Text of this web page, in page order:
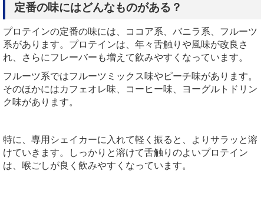
定番の味にはどんなものがある？
プロテインの定番の味には、ココア系、バニラ系、フルーツ
系があります。プロテインは、年々舌触りや風味が改良さ
れ、さらにフレーバーも増えて飲みやすくなっています。
フルーツ系ではフルーツミックス味やピーチ味があります。
そのほかにはカフェオレ味、コーヒー味、ヨーグルトドリン
ク味があります。
特に、専用シェイカーに入れて軽く振ると、よりサラッと溶
けていきます。しっかりと溶けて舌触りのよいプロテイン
は、喉ごしが良く飲みやすくなっています。